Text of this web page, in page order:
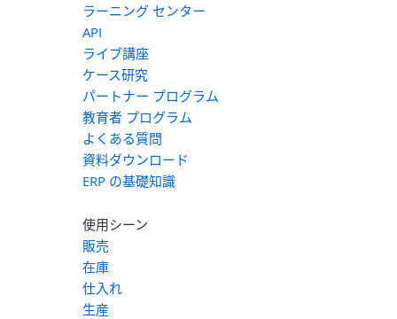
ラーニング センター
API
ライブ講座
ケース研究
パートナー プログラム
教育者 プログラム
よくある質問
資料ダウンロード
ERP の基礎知識
使用シーン
販売
在庫
仕入れ
生産